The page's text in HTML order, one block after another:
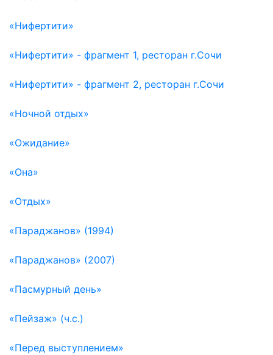
«Нифертити»
«Нифертити» - фрагмент 1, ресторан г.Сочи
«Нифертити» - фрагмент 2, ресторан г.Сочи
«Ночной отдых»
«Ожидание»
«Она»
«Отдых»
«Параджанов» (1994)
«Параджанов» (2007)
«Пасмурный день»
«Пейзаж» (ч.с.)
«Перед выступлением»